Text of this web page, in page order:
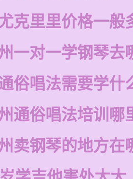
克里里价格一般
一对一学钢琴去
俗唱法需要学什
通俗唱法培训哪
卖钢琴的地方在